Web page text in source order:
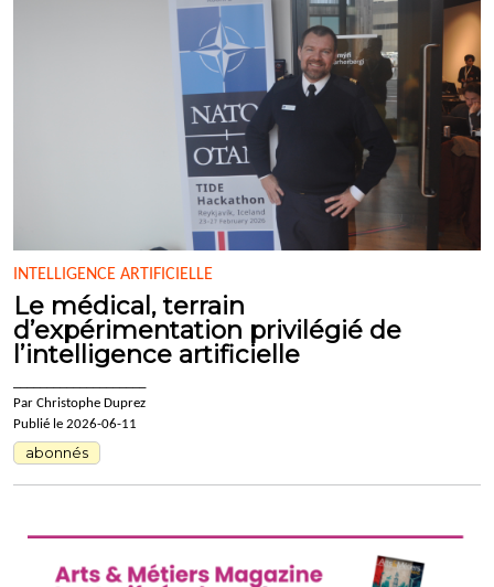
INTELLIGENCE ARTIFICIELLE
Le médical, terrain
d’expérimentation privilégié de
l’intelligence artificielle
Par Christophe Duprez
Publié le 2026-06-11
abonnés